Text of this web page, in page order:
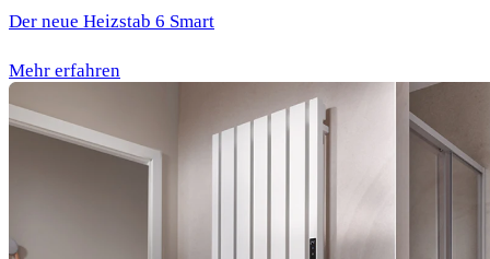
Der neue Heizstab 6 Smart
Mehr erfahren